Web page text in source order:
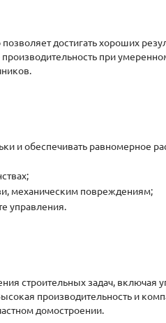
достигать хороших
при
и обеспечивать равномерное
механическим повреждениям;
управления.
строительных задач, включая
производительность и
домостроении.